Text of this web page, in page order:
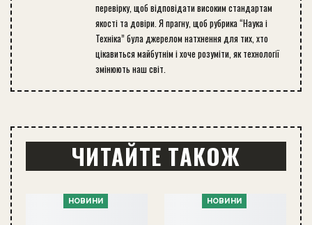
перевірку, щоб відповідати високим стандартам
якості та довіри. Я прагну, щоб рубрика “Наука і
Техніка” була джерелом натхнення для тих, хто
цікавиться майбутнім і хоче розуміти, як технології
змінюють наш світ.
ЧИТАЙТЕ ТАКОЖ
НОВИНИ НОВИНИ